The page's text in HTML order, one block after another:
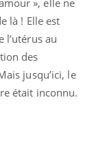
là ! Elle est
l’utérus au
des
jusqu’ici, le
était inconnu.